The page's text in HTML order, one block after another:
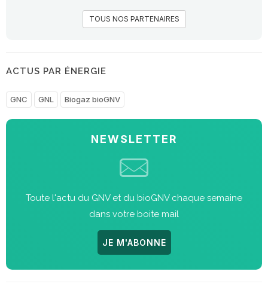
TOUS NOS PARTENAIRES
ACTUS PAR ÉNERGIE
GNC GNL Biogaz bioGNV
NEWSLETTER
Toute l'actu du GNV et du bioGNV chaque semaine
dans votre boite mail
JE M'ABONNE